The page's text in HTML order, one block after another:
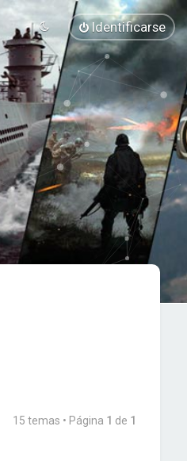
Identificarse
15 temas • Página 1 de 1